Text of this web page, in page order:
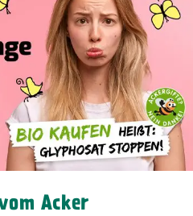
Acker